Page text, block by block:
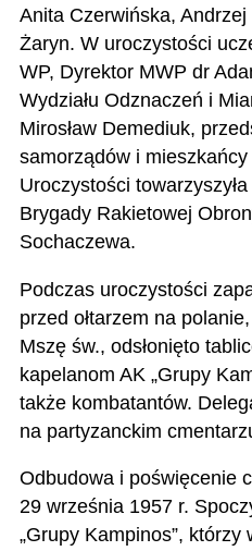
Anita Czerwińska,
Żaryn. W uroczystości
WP, Dyrektor MWP dr
Wydziału Odznaczeń i
Mirosław Demediuk,
samorządów i
Uroczystości
Brygady Rakietowej
Sochaczewa.
Podczas uroczystości
przed ołtarzem na
Mszę św., odsłonięto
kapelanom AK „Grupy
także kombatantów.
na partyzanckim
Odbudowa i poświęcenie
29 września 1957 r.
„Grupy Kampinos”, którzy